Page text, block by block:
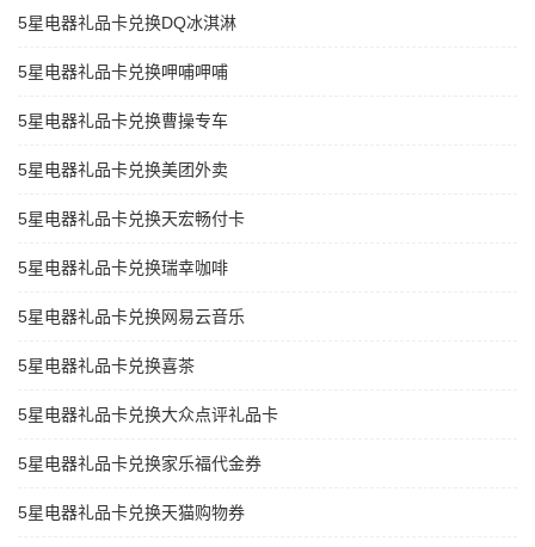
5星电器礼品卡兑换DQ冰淇淋
5星电器礼品卡兑换呷哺呷哺
5星电器礼品卡兑换曹操专车
5星电器礼品卡兑换美团外卖
5星电器礼品卡兑换天宏畅付卡
5星电器礼品卡兑换瑞幸咖啡
5星电器礼品卡兑换网易云音乐
5星电器礼品卡兑换喜茶
5星电器礼品卡兑换大众点评礼品卡
5星电器礼品卡兑换家乐福代金券
5星电器礼品卡兑换天猫购物券